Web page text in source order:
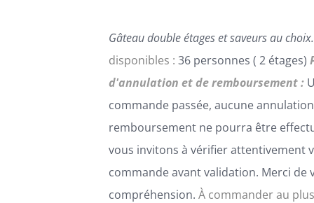
Gâteau double étages et saveurs au choix.
disponibles : 36 personnes ( 2 étages)
d'annulation et de remboursement :
commande passée, aucune
remboursement ne pourra être
vous invitons à vérifier attentivement
commande avant validation. Merci de
compréhension. À commander au